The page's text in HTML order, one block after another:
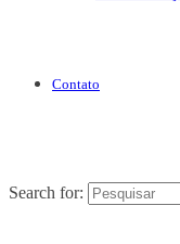
Contato
Search for: